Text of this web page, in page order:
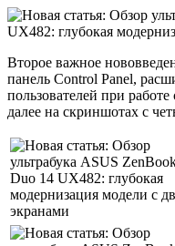
Второе важное
панель Control Panel,
пользователей при
далее на скриншотах с